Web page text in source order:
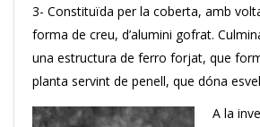
3- Constituïda per la coberta, amb
forma de creu, d’alumini gofrat.
una estructura de ferro forjat, que
planta servint de penell, que dóna
A la